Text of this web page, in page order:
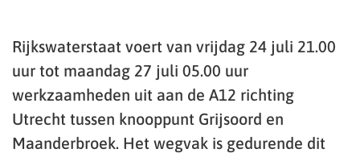
Rijkswaterstaat voert van vrijdag 24 juli 21.00
uur tot maandag 27 juli 05.00 uur
werkzaamheden uit aan de A12 richting
Utrecht tussen knooppunt Grijsoord en
Maanderbroek. Het wegvak is gedurende dit